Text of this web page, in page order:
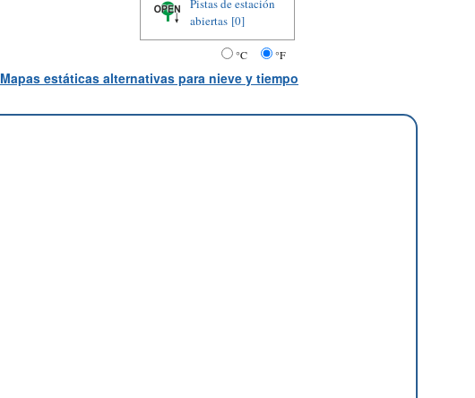
Pistas de estación
abiertas [0]
°C °F
Mapas estáticas alternativas para nieve y tiempo